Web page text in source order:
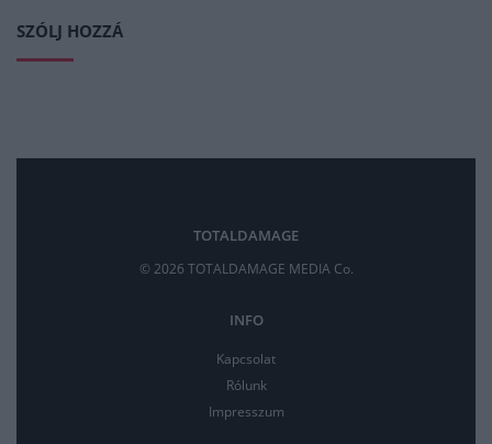
SZÓLJ HOZZÁ
TOTALDAMAGE
© 2026 TOTALDAMAGE MEDIA Co.
INFO
Kapcsolat
Rólunk
Impresszum